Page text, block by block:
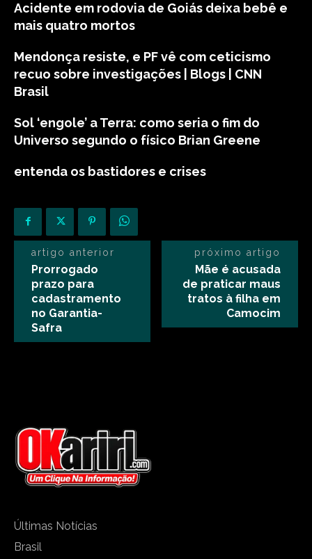
Acidente em rodovia de Goiás deixa bebê e
mais quatro mortos
Mendonça resiste, e PF vê com ceticismo
recuo sobre investigações | Blogs | CNN
Brasil
Sol ‘engole’ a Terra: como seria o fim do
Universo segundo o físico Brian Greene
entenda os bastidores e crises
artigo anterior
Prorrogado
prazo para
cadastramento
no Garantia-
Safra
próximo artigo
Mãe é acusada
de praticar maus
tratos à filha em
Camocim
Últimas Notícias
Brasil